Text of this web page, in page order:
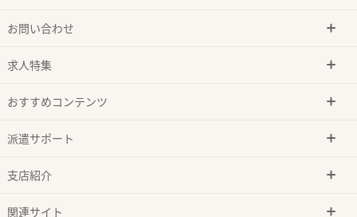
お問い合わせ
求人特集
おすすめコンテンツ
派遣サポート
支店紹介
関連サイト